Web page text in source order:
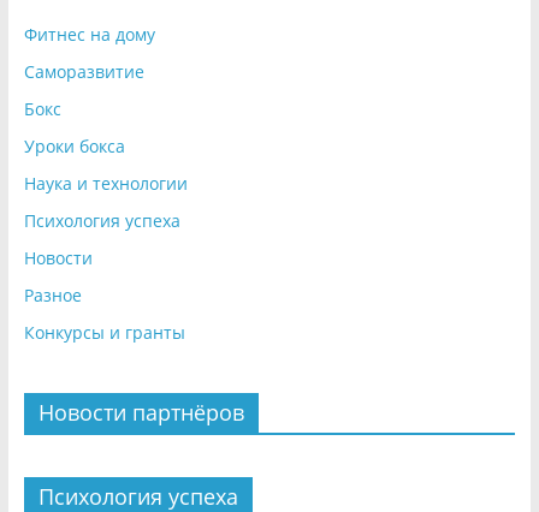
Фитнес на дому
Саморазвитие
Бокс
Уроки бокса
Наука и технологии
Психология успеха
Новости
Разное
Конкурсы и гранты
Новости партнёров
Психология успеха